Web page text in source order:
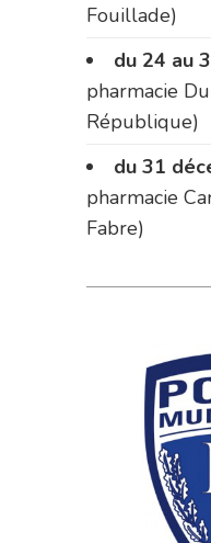
Fouillade)
du 24 au
pharmacie
République)
du 31
pharmacie
Fabre)